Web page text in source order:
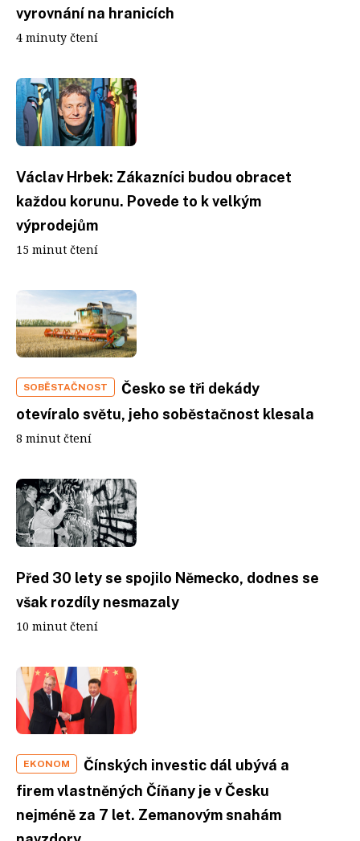
vyrovnání na hranicích
4 minuty čtení
Václav Hrbek: Zákazníci budou obracet
každou korunu. Povede to k velkým
výprodejům
15 minut čtení
SOBĚSTAČNOST
Česko se tři dekády
otevíralo světu, jeho soběstačnost klesala
8 minut čtení
Před 30 lety se spojilo Německo, dodnes se
však rozdíly nesmazaly
10 minut čtení
EKONOM
Čínských investic dál ubývá a
firem vlastněných Číňany je v Česku
nejméně za 7 let. Zemanovým snahám